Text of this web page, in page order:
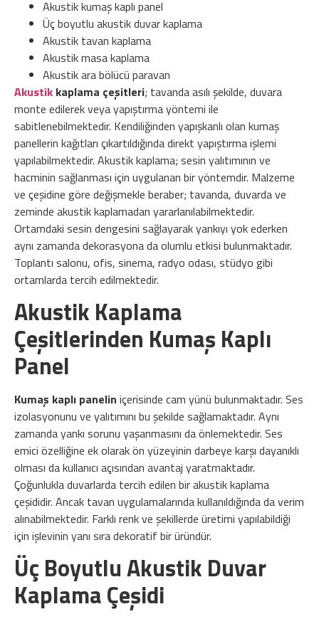
Akustik kumaş kaplı panel
Üç boyutlu akustik duvar kaplama
Akustik tavan kaplama
Akustik masa kaplama
Akustik ara bölücü paravan
Akustik kaplama çeşitleri; tavanda asılı şekilde, duvara
monte edilerek veya yapıştırma yöntemi ile
sabitlenebilmektedir. Kendiliğinden yapışkanlı olan kumaş
panellerin kağıtları çıkartıldığında direkt yapıştırma işlemi
yapılabilmektedir. Akustik kaplama; sesin yalıtımının ve
hacminin sağlanması için uygulanan bir yöntemdir. Malzeme
ve çeşidine göre değişmekle beraber; tavanda, duvarda ve
zeminde akustik kaplamadan yararlanılabilmektedir.
Ortamdaki sesin dengesini sağlayarak yankıyı yok ederken
aynı zamanda dekorasyona da olumlu etkisi bulunmaktadır.
Toplantı salonu, ofis, sinema, radyo odası, stüdyo gibi
ortamlarda tercih edilmektedir.
Akustik Kaplama
Çeşitlerinden Kumaş Kaplı
Panel
Kumaş kaplı panelin içerisinde cam yünü bulunmaktadır. Ses
izolasyonunu ve yalıtımını bu şekilde sağlamaktadır. Aynı
zamanda yankı sorunu yaşanmasını da önlemektedir. Ses
emici özelliğine ek olarak ön yüzeyinin darbeye karşı dayanıklı
olması da kullanıcı açısından avantaj yaratmaktadır.
Çoğunlukla duvarlarda tercih edilen bir akustik kaplama
çeşididir. Ancak tavan uygulamalarında kullanıldığında da verim
alınabilmektedir. Farklı renk ve şekillerde üretimi yapılabildiği
için işlevinin yanı sıra dekoratif bir üründür.
Üç Boyutlu Akustik Duvar
Kaplama Çeşidi